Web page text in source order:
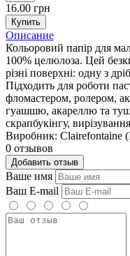
16.00 грн
Купить
Описание
Кольоровий папір для
100% целюлоза. Цей
різні поверхні: одну з
Підходить для роботи
фломастером, ролером,
гуашшю, акареллю та
скрапбукінгу,
Виробник: Clairefontaine
0 отзывов
Добавить отзыв
Ваше имя
Ваш E-mail